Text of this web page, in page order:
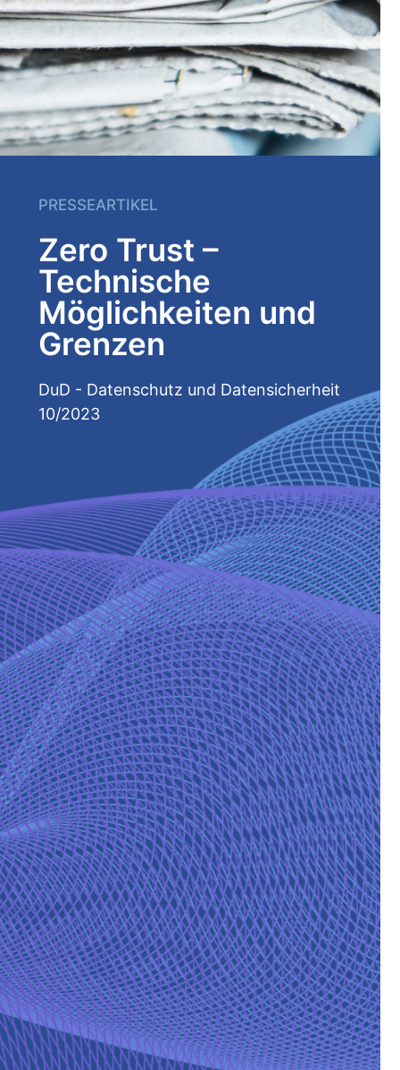
PRESSEARTIKEL
Zero Trust –
Technische
Möglichkeiten und
Grenzen
DuD - Datenschutz und Datensicherheit
10/2023